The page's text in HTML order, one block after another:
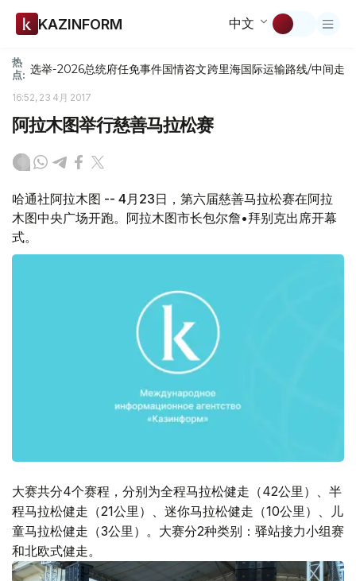
KAZINFORM 中文
热
点: 选举-2026总统府任免事件国情咨文跨里海国际运输路线/中间走廊
16:52, 23 4月 2017
阿拉木图举行慈善马拉松赛
哈通社阿拉木图 -- 4月23日，第六届慈善马拉松赛在阿拉
木图中央广场开跑。阿拉木图市长包尔詹•拜别克出席开幕
式。
大赛共分4个赛程，分别为全程马拉松健走（42公里）、半
程马拉松健走（21公里）、迷你马拉松健走（10公里）、儿
童马拉松健走（3公里）。大赛分2种类别：驿站接力小组赛
和北欧式健走。